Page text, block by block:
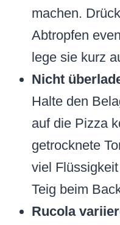
machen.
Abtropfen
lege sie kurz
Nicht
Halte den
auf die Pizza
getrocknete
viel
Teig beim
Rucola